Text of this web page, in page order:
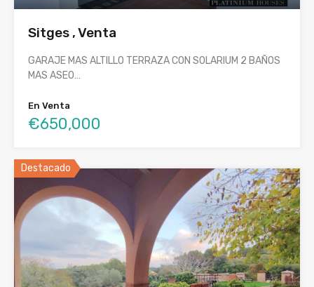
Sitges , Venta
GARAJE MAS ALTILLO TERRAZA CON SOLARIUM 2 BAÑOS
MAS ASEO…
En Venta
€650,000
Destacado